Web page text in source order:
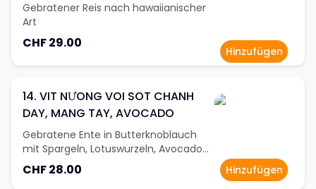
Gebratener Reis nach hawaiianischer
Art
CHF 29.00
Hinzufügen
14. VIT NƯONG VOI SOT CHANH
DAY, MANG TAY, AVOCADO
Gebratene Ente in Butterknoblauch
mit Spargeln, Lotuswurzeln, Avocado
und Passionsfruchtsauce
CHF 28.00 Hinzufügen